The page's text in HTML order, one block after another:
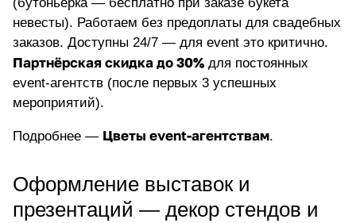
невесты). Работаем без предоплаты для свадебных
заказов. Доступны 24/7 — для event это критично.
Партнёрская скидка до 30% для постоянных
event-агентств (после первых 3 успешных
мероприятий).
Подробнее — Цветы event-агентствам.
Оформление выставок и
презентаций — декор стендов и